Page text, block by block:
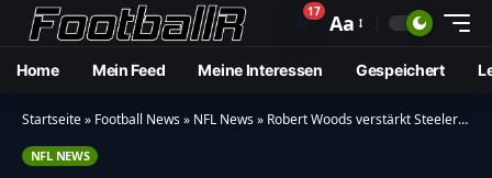
🔔17 Aa
Home Mein Feed Meine Interessen Gespeichert
Startseite» Football News» NFL News» Robert Woods verstärkt Steelers: Einjahresvertrag in Pittsburgh!
NFL NEWS